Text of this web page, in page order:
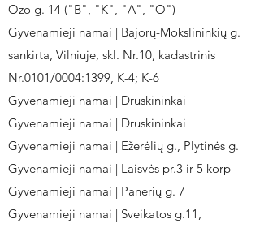
Ozo g. 14 ("B", "K", "A", "O")
Gyvenamieji namai | Bajorų-Mokslininkių g.
sankirta, Vilniuje, skl. Nr.10, kadastrinis
Nr.0101/0004:1399, K-4; K-6
Gyvenamieji namai | Druskininkai
Gyvenamieji namai | Druskininkai
Gyvenamieji namai | Ežerėlių g., Plytinės g.
Gyvenamieji namai | Laisvės pr.3 ir 5 korp
Gyvenamieji namai | Panerių g. 7
Gyvenamieji namai | Sveikatos g.11,